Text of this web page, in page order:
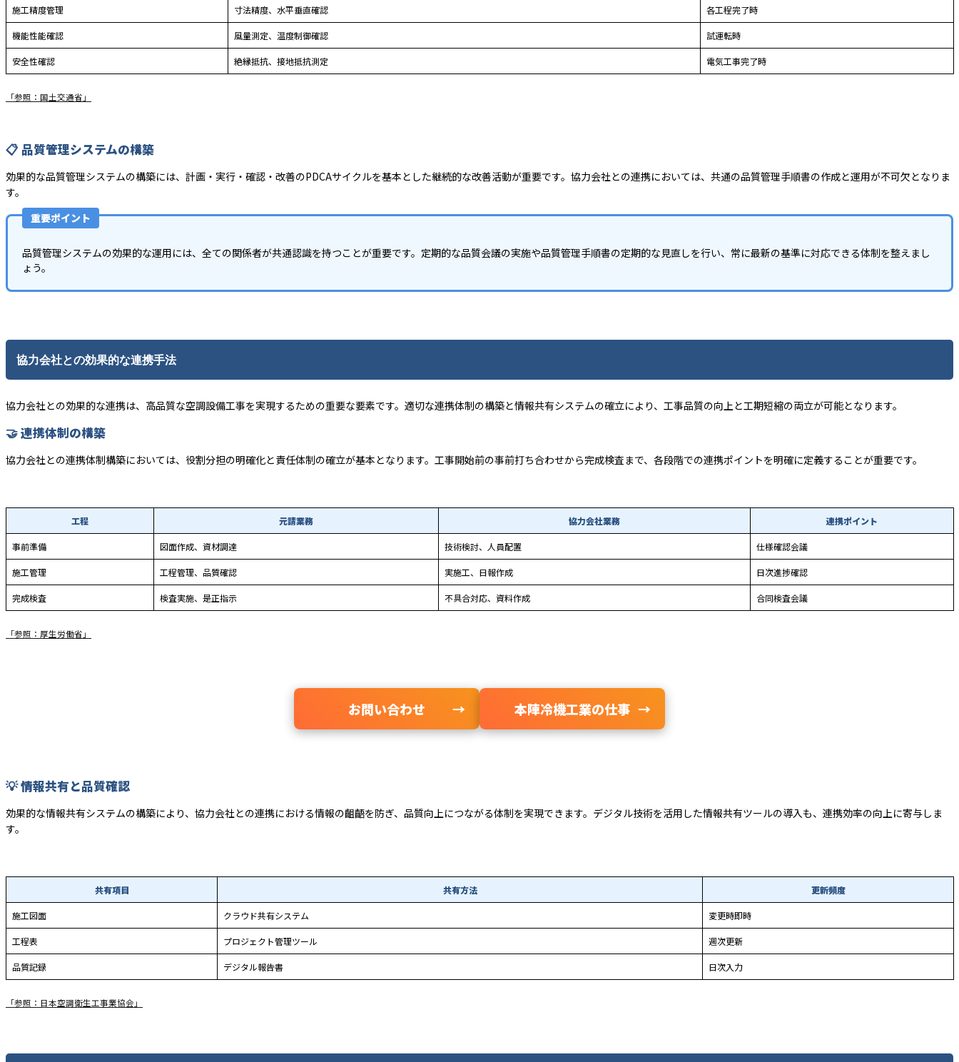
施工精度管理 寸法精度、水平垂直確認 各工程完了時
機能性能確認 風量測定、温度制御確認 試運転時
安全性確認 絶縁抵抗、接地抵抗測定 電気工事完了時
「参照：国土交通省」
📋 品質管理システムの構築
効果的な品質管理システムの構築には、計画・実行・確認・改善のPDCAサイクルを基本とした継続的な改善活動が重要です。協力会社との連携においては、共通の品質管理手順書の作成と運用が不可欠となりま
す。
重要ポイント
品質管理システムの効果的な運用には、全ての関係者が共通認識を持つことが重要です。定期的な品質会議の実施や品質管理手順書の定期的な見直しを行い、常に最新の基準に対応できる体制を整えまし
ょう。
協力会社との効果的な連携手法
協力会社との効果的な連携は、高品質な空調設備工事を実現するための重要な要素です。適切な連携体制の構築と情報共有システムの確立により、工事品質の向上と工期短縮の両立が可能となります。
🤝 連携体制の構築
協力会社との連携体制構築においては、役割分担の明確化と責任体制の確立が基本となります。工事開始前の事前打ち合わせから完成検査まで、各段階での連携ポイントを明確に定義することが重要です。
工程 元請業務 協力会社業務 連携ポイント
事前準備 図面作成、資材調達 技術検討、人員配置 仕様確認会議
施工管理 工程管理、品質確認 実施工、日報作成 日次進捗確認
完成検査 検査実施、是正指示 不具合対応、資料作成 合同検査会議
「参照：厚生労働省」
お問い合わせ 本陣冷機工業の仕事
💡 情報共有と品質確認
効果的な情報共有システムの構築により、協力会社との連携における情報の齟齬を防ぎ、品質向上につながる体制を実現できます。デジタル技術を活用した情報共有ツールの導入も、連携効率の向上に寄与しま
す。
共有項目 共有方法 更新頻度
施工図面 クラウド共有システム 変更時即時
工程表 プロジェクト管理ツール 週次更新
品質記録 デジタル報告書 日次入力
「参照：日本空調衛生工事業協会」